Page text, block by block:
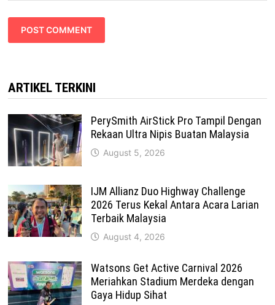
ARTIKEL TERKINI
PerySmith AirStick Pro Tampil Dengan
Rekaan Ultra Nipis Buatan Malaysia
August 5, 2026
IJM Allianz Duo Highway Challenge
2026 Terus Kekal Antara Acara Larian
Terbaik Malaysia
August 4, 2026
Watsons Get Active Carnival 2026
Meriahkan Stadium Merdeka dengan
Gaya Hidup Sihat